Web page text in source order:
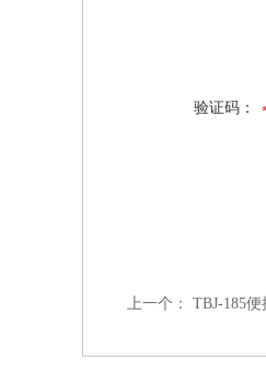
验证码：
上一个： TBJ-185